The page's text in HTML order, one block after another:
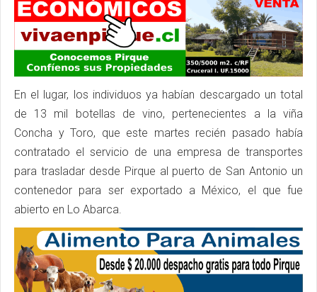
En el lugar, los individuos ya habían descargado un total
de 13 mil botellas de vino, pertenecientes a la viña
Concha y Toro, que este martes recién pasado había
contratado el servicio de una empresa de transportes
para trasladar desde Pirque al puerto de San Antonio un
contenedor para ser exportado a México, el que fue
abierto en Lo Abarca.